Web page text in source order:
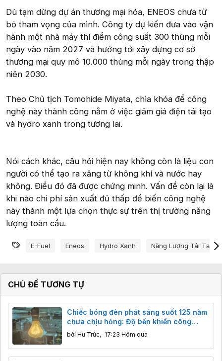
Dù tạm dừng dự án thương mại hóa, ENEOS chưa từ
bỏ tham vọng của mình. Công ty dự kiến đưa vào vận
hành một nhà máy thí điểm công suất 300 thùng mỗi
ngày vào năm 2027 và hướng tới xây dựng cơ sở
thương mại quy mô 10.000 thùng mỗi ngày trong thập
niên 2030.
Theo Chủ tịch Tomohide Miyata, chìa khóa để công
nghệ này thành công nằm ở việc giảm giá điện tái tạo
và hydro xanh trong tương lai.
Nói cách khác, câu hỏi hiện nay không còn là liệu con
người có thể tạo ra xăng từ không khí và nước hay
không. Điều đó đã được chứng minh. Vấn đề còn lại là
khi nào chi phí sản xuất đủ thấp để biến công nghệ
này thành một lựa chọn thực sự trên thị trường năng
lượng toàn cầu.
Từ khóa
E-Fuel Eneos Hydro Xanh Năng Lượng Tái Tạo
CHỦ ĐỀ TƯƠNG TỰ
Chiếc bóng đèn phát sáng suốt 125 năm
chưa chịu hỏng: Độ bền khiến công
nghệ hiện đại cũng phải ngả nón
bởi Hư Trúc, 17:23 Hôm qua